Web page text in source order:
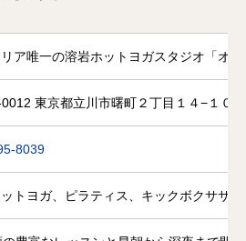
ア唯一の溶岩ホットヨガスタジオ「オ
東京都立川市曙町２丁目１４−１０
8039
トヨガ、ピラティス、キックボクササ